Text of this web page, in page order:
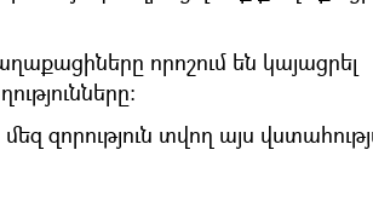
որոշում են կայացրել
զորություն տվող այս